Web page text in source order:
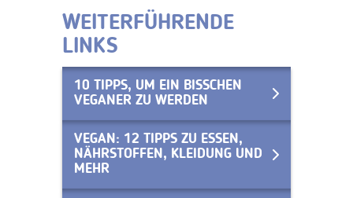
WEITERFÜHRENDE
LINKS
10 TIPPS, UM EIN BISSCHEN
VEGANER ZU WERDEN
VEGAN: 12 TIPPS ZU ESSEN,
NÄHRSTOFFEN, KLEIDUNG UND
MEHR